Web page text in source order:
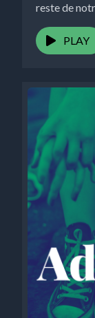
reste de
PLAY